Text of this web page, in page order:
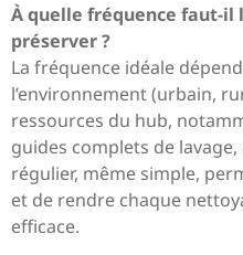
À quelle fréquence faut-il
préserver ?
La fréquence idéale
l’environnement (urbain,
ressources du hub,
guides complets de
régulier, même simple,
et de rendre chaque
efficace.